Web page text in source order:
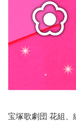
宝塚歌劇団 花組、